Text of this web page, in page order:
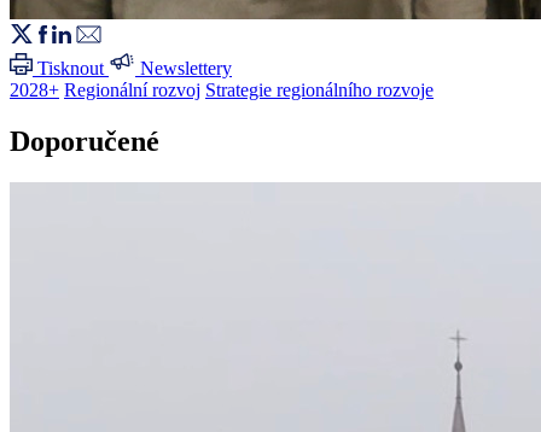
Tisknout
Newslettery
2028+ Regionální rozvoj Strategie regionálního rozvoje
Doporučené